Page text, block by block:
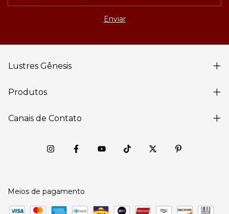
Lustres Gênesis
Produtos
Canais de Contato
Meios de pagamento